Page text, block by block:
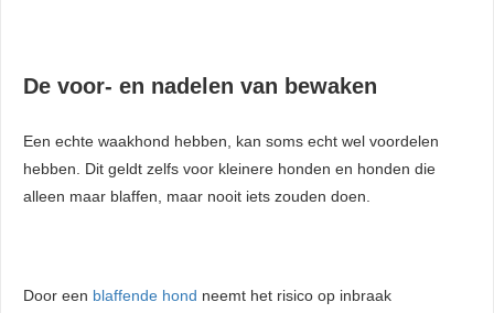
De voor- en nadelen van bewaken
Een echte waakhond hebben, kan soms echt wel voordelen
hebben. Dit geldt zelfs voor kleinere honden en honden die
alleen maar blaffen, maar nooit iets zouden doen.
Door een blaffende hond neemt het risico op inbraak